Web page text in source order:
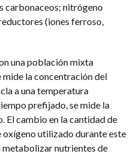
carbonaceos; nitrógeno
(iones ferroso,
una población mixta
la concentración del
a una temperatura
prefijado, se mide la
El cambio en la cantidad de
utilizado durante este
nutrientes de